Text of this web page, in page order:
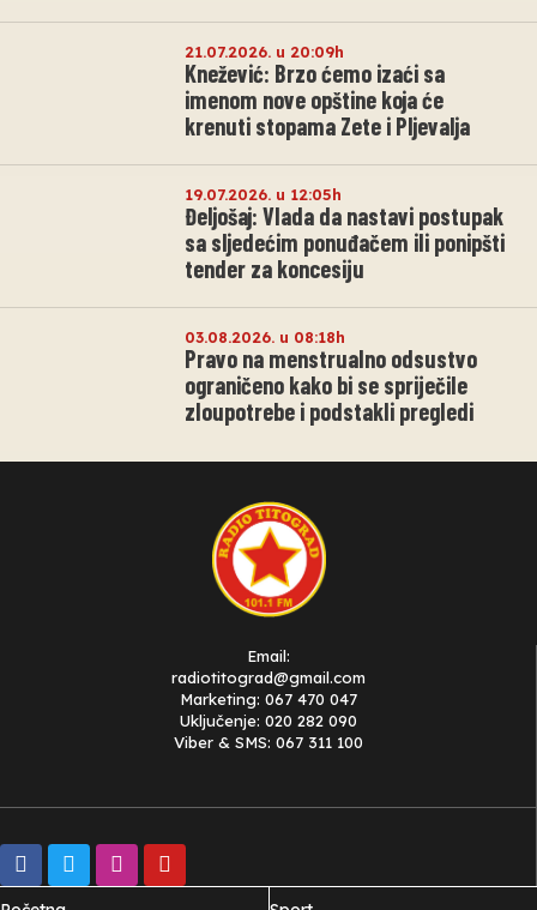
21.07.2026. u 20:09h
Knežević: Brzo ćemo izaći sa
imenom nove opštine koja će
krenuti stopama Zete i Pljevalja
19.07.2026. u 12:05h
Đeljošaj: Vlada da nastavi postupak
sa sljedećim ponuđačem ili ponipšti
tender za koncesiju
03.08.2026. u 08:18h
Pravo na menstrualno odsustvo
ograničeno kako bi se spriječile
zloupotrebe i podstakli pregledi
Email:
radiotitograd@gmail.com
Marketing: 067 470 047
Uključenje: 020 282 090
Viber & SMS: 067 311 100